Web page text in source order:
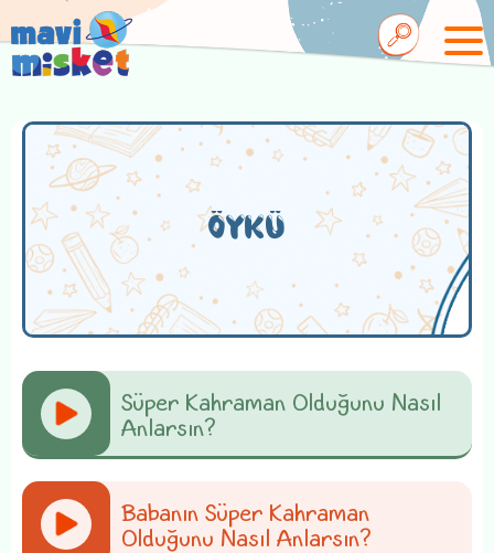
ÖYKÜ
Süper Kahraman Olduğunu Nasıl
Anlarsın?
Babanın Süper Kahraman
Olduğunu Nasıl Anlarsın?